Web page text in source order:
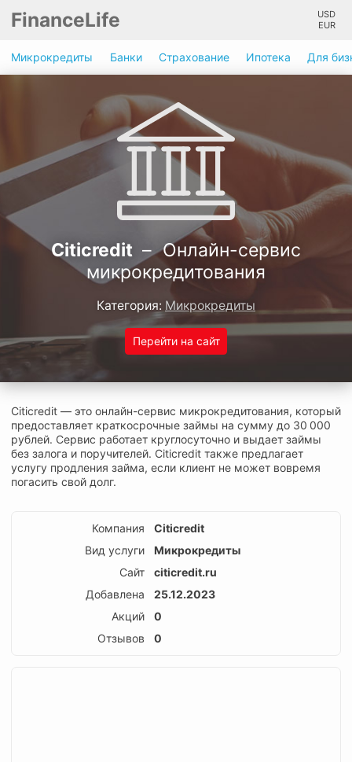
FinanceLife
USD
EUR
Микрокредиты Банки Страхование Ипотека Для
Citicredit – Онлайн-сервис
микрокредитования
Категория: Микрокредиты
Перейти на сайт
Citicredit — это онлайн-сервис микрокредитования, который
предоставляет краткосрочные займы на сумму до 30 000
рублей. Сервис работает круглосуточно и выдает займы
без залога и поручителей. Citicredit также предлагает
услугу продления займа, если клиент не может вовремя
погасить свой долг.
Компания
Citicredit
Вид услуги
Микрокредиты
Сайт
citicredit.ru
Добавлена
25.12.2023
Акций
0
Отзывов
0